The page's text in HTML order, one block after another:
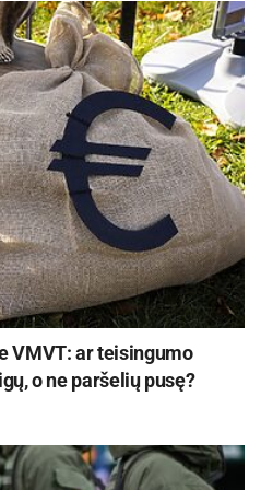
ir paragino
kad būtų imtąsi visų
sustabdyti.
VMVT: ar teisingumo
o ne paršelių pusę?